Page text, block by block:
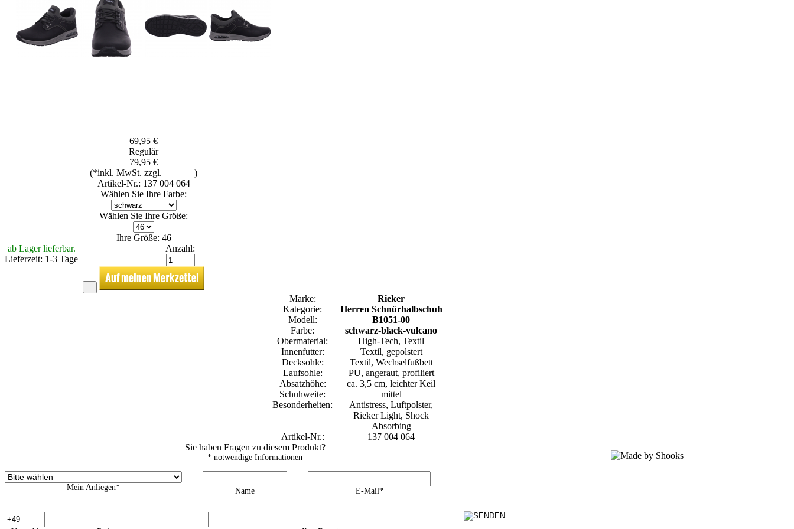
69,95 €
Regulär
79,95 €
(*inkl. MwSt. zzgl.
)
Artikel-Nr.: 137 004 064
Wählen Sie Ihre Farbe:
Wählen Sie Ihre Größe:
Ihre Größe: 46
ab Lager lieferbar.
Lieferzeit: 1-3 Tage
Anzahl:
Marke:
Rieker
Kategorie:
Herren Schnürhalbschuh
Modell:
B1051-00
Farbe:
schwarz-black-vulcano
Obermaterial:
High-Tech, Textil
Innenfutter:
Textil, gepolstert
Decksohle:
Textil, Wechselfußbett
Laufsohle:
PU, angeraut, profiliert
Absatzhöhe:
ca. 3,5 cm, leichter Keil
Schuhweite:
mittel
Besonderheiten:
Antistress, Luftpolster,
Rieker Light, Shock
Absorbing
Artikel-Nr.:
137 004 064
Sie haben Fragen zu diesem Produkt?
* notwendige Informationen
Mein Anliegen* Name E-Mail*